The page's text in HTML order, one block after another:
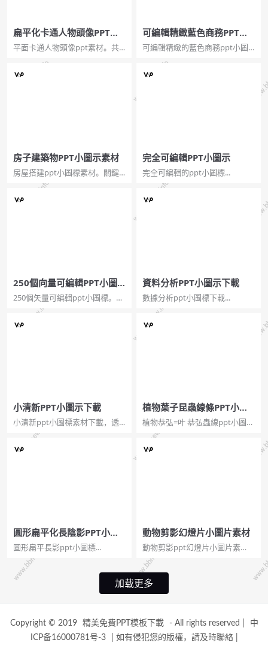
扁平化卡通人物頭像PPT素
材
平面卡通人物頭像ppt素材。共
輯。...
可編輯精緻藍色商務PPT小
圖示
可編輯精緻的藍色商務ppt小圖
形圖鏈接餅圖數據。...
房子建築物PPT小圖示素材
房屋搭建ppt小圖標素材。關鍵
詞：房子，家，別墅，鑰匙，小
房子剪影。...
完全可編輯PPT小圖示
完全可編輯的ppt小圖標...
250個向量可編輯PPT小圖
示
250個矢量可編輯ppt小圖標。一
組小型矢量圖標，大小，顏色和
形狀都可以修改，拆卸和完全可
編輯，總共250個。...
資料分析PPT小圖示下載
數據分析ppt小圖標下載...
小清新PPT小圖示下載
小清新ppt小圖標素材下載，透
明背景PNG圖片格式。雲之家加
減心燈泡定位RSS共享筆記標籤
箭頭。...
植物葉子昆蟲線條PPT小圖
示
植物恭弘=叶 恭弘蟲線ppt小圖
標。一組直線，植物恭弘=叶 恭
弘子，小昆蟲，小圖標，PPT繪
圖，顏色大小可編輯。...
圓形扁平化長陰影PPT小圖
示
圓形扁平長影ppt小圖標...
動物剪影幻燈片小圖片素材
動物剪影ppt幻燈片小圖片素
材。關鍵詞：野生動物、動物足
跡、蝴蝶、怪獸、鳥、蝙蝠、海
馬、鴕鳥、鹿、猩猩、狐狸、兔
子、大象。...
加载更多
Copyright © 2019 精美免費PPT模板下載 - All rights reserved
中
ICP备16000781号-3
如有侵犯您的版權，請及時聯絡|